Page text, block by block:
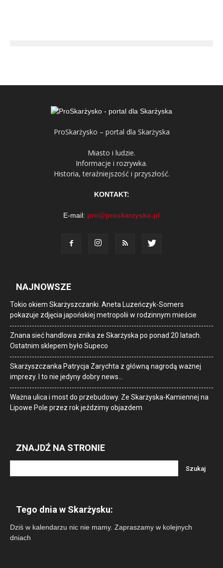
ProSkarżysko – portal dla Skarżyska
Miasto i ludzie.
Informacje i rozrywka.
Historia, teraźniejszość i przyszłość.
KONTAKT:
E-mail: pro@proskarzysko.pl
NAJNOWSZE
Tokio okiem Skarżyszczanki. Aneta Luzeńczyk-Somers
pokazuje zdjęcia japońskiej metropolii w rodzinnym mieście
Znana sieć handlowa znika ze Skarżyska po ponad 20 latach.
Ostatnim sklepem było Supeco
Skarżyszczanka Patrycja Zarychta z główną nagrodą ważnej
imprezy. I to nie jedyny dobry news…
Ważna ulica i most do przebudowy. Ze Skarżyska-Kamiennej na
Lipowe Pole przez rok jeździmy objazdem
ZNAJDŹ NA STRONIE
Tego dnia w Skarżysku:
Dziś w kalendarzu nic nie mamy. Zapraszamy w kolejnych
dniach